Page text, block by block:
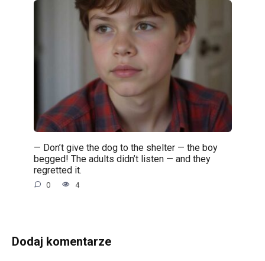
— Don’t give the dog to the shelter — the boy
begged! The adults didn’t listen — and they
regretted it.
0 4
Dodaj komentarze